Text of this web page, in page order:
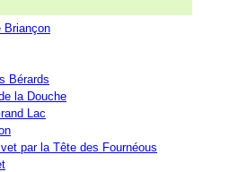
Briançon
Bérards
la Douche
Lac
par la Tête des Fournéous